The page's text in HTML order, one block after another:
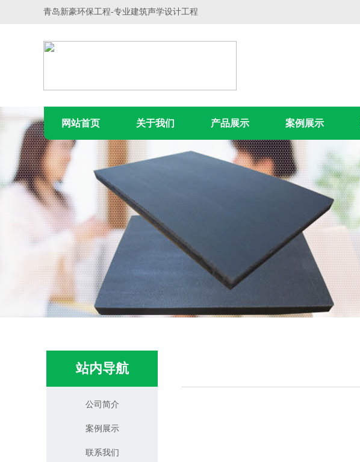
青岛新豪环保工程-专业建筑声学设计工程
网站首页 关于我们 产品展示 案例展示
站内导航
公司简介
案例展示
联系我们